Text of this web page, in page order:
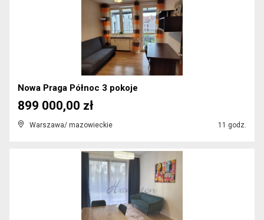
Nowa Praga Północ 3 pokoje
Warszawa/ mazowieckie 11 godz.
899 000,00 zł